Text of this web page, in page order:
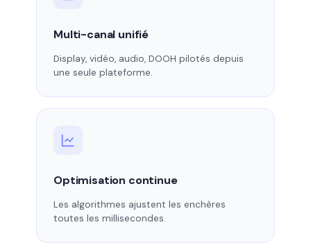
Multi-canal unifié
Display, vidéo, audio, DOOH pilotés depuis
une seule plateforme.
Optimisation continue
Les algorithmes ajustent les enchères
toutes les millisecondes.